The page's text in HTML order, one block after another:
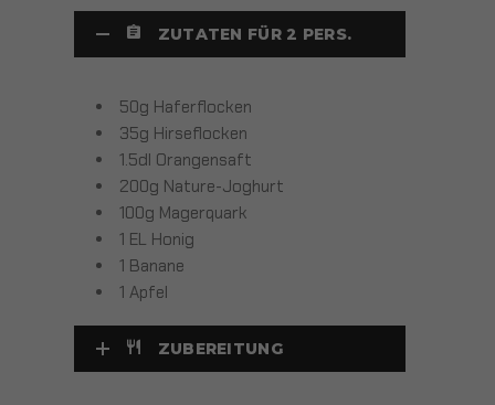
ZUTATEN FÜR 2 PERS.
50g Haferflocken
35g Hirseflocken
1.5dl Orangensaft
200g Nature-Joghurt
100g Magerquark
1 EL Honig
1 Banane
1 Apfel
ZUBEREITUNG